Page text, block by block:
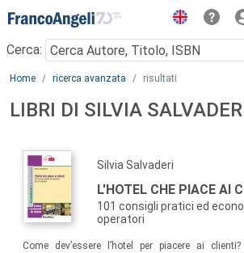
Menu
Cerca:
Main content
Home ricerca avanzata risultati
LIBRI DI SILVIA
Silvia Salvaderi
L'HOTEL CHE PIACE AI
101 consigli pratici ed
operatori
Come dev’essere l’hotel per piacere ai